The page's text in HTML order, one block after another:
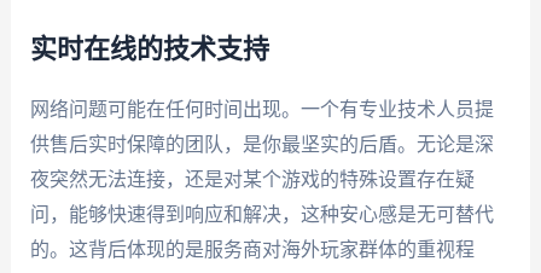
实时在线的技术支持
网络问题可能在任何时间出现。一个有专业技术人员提
供售后实时保障的团队，是你最坚实的后盾。无论是深
夜突然无法连接，还是对某个游戏的特殊设置存在疑
问，能够快速得到响应和解决，这种安心感是无可替代
的。这背后体现的是服务商对海外玩家群体的重视程